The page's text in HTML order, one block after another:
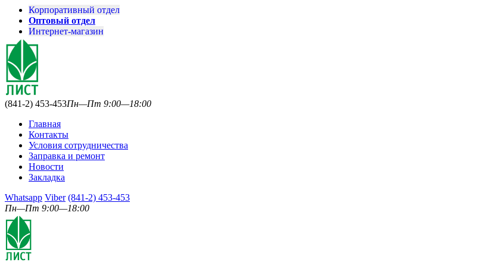
Корпоративный отдел
Оптовый отдел
Интернет-магазин
(841-2) 453-453Пн—Пт 9:00—18:00
Главная
Контакты
Условия сотрудничества
Заправка и ремонт
Новости
Закладка
Whatsapp Viber (841-2) 453-453
Пн—Пт 9:00—18:00